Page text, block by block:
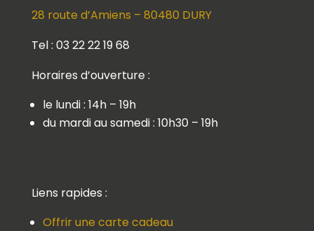
28 route d’Amiens – 80480 DURY
Tel : 03 22 22 19 68
Horaires d’ouverture :
le lundi : 14h – 19h
du mardi au samedi : 10h30 – 19h
Liens rapides :
Offrir une carte cadeau